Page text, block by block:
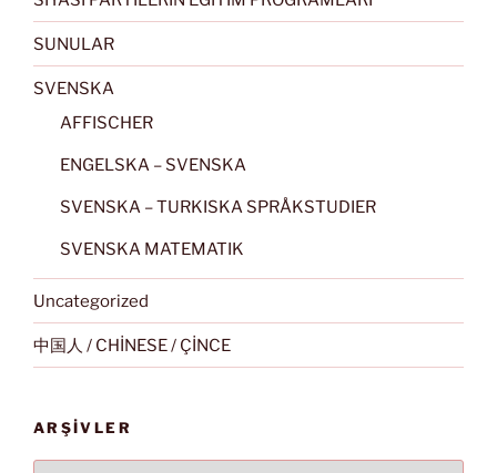
SUNULAR
SVENSKA
AFFISCHER
ENGELSKA – SVENSKA
SVENSKA – TURKISKA SPRÅKSTUDIER
SVENSKA MATEMATIK
Uncategorized
中国人 / CHİNESE / ÇİNCE
ARŞIVLER